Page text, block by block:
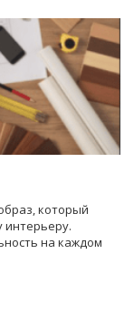
который
интерьеру.
на каждом